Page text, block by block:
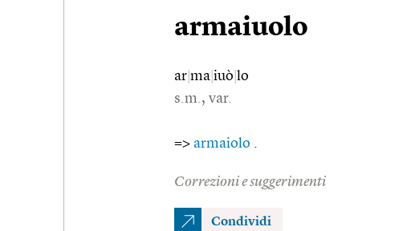
armaiuolo
ar ma iuò lo
s.m., var.
=> armaiolo .
Correzioni e suggerimenti
Condividi